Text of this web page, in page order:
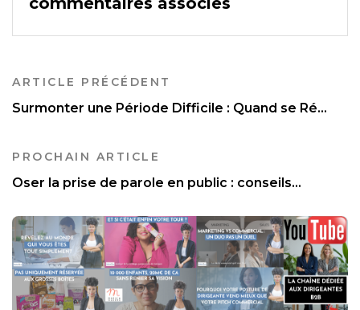
ARTICLE PRÉCÉDENT
Surmonter une Période Difficile : Quand se Ré...
PROCHAIN ARTICLE
Oser la prise de parole en public : conseils...